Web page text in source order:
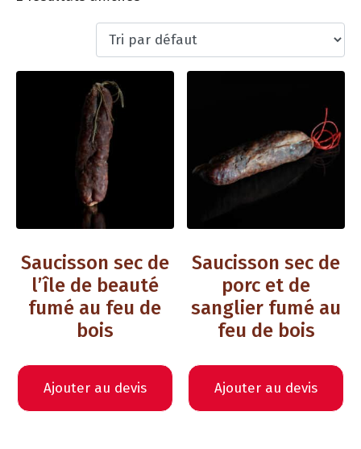
Saucisson sec de
l’île de beauté
fumé au feu de
bois
Ajouter au devis
Saucisson sec de
porc et de
sanglier fumé au
feu de bois
Ajouter au devis